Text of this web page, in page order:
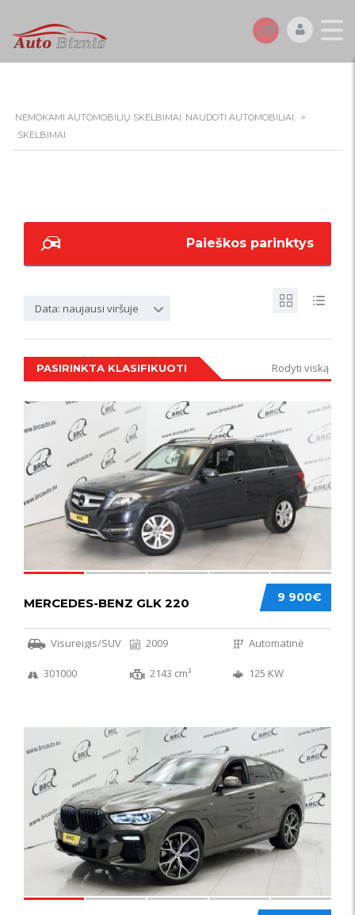
NEMOKAMI AUTOMOBILIŲ SKELBIMAI. NAUDOTI AUTOMOBILIAI. >
SKELBIMAI
Paieškos parinktys
Data: naujausi viršuje
PASIRINKTA KLASIFIKUOTI Rodyti viską
IŠSKIRTINIS
9 900€
MERCEDES-BENZ GLK 220
Visureigis/SUV 2009 Automatinė
301000 2143 cm³ 125 KW
58